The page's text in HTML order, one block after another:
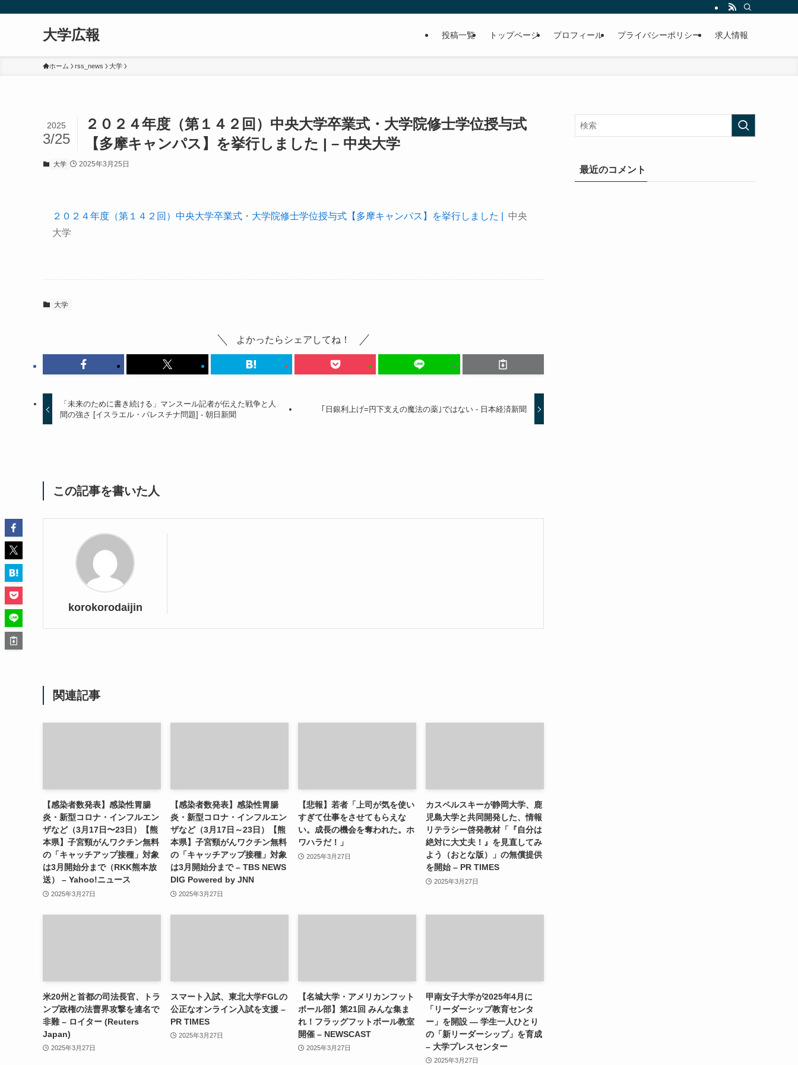
大学広報 投稿一覧 トップページ プロフィール プライバシーポリシー 求人情報
ホーム rss_news 大学
２０２４年度（第１４２回）中央大学卒業式・大学院修士学位授与式
【多摩キャンパス】を挙行しました | – 中央大学
2025
3/25
大学 2025年3月25日
２０２４年度（第１４２回）中央大学卒業式・大学院修士学位授与式【多摩キャンパス】を挙行しました |
中央
大学
大学
よかったらシェアしてね！
「未来のために書き続ける」マンスール記者が伝えた戦争と人
間の強さ [イスラエル・パレスチナ問題] - 朝日新聞
｢日銀利上げ=円下支えの魔法の薬｣ではない - 日本経済新聞
この記事を書いた人
korokorodaijin
関連記事
【感染者数発表】感染性胃腸
炎・新型コロナ・インフルエン
ザなど（3月17日〜23日）【熊
本県】子宮頸がんワクチン無料
の「キャッチアップ接種」対象
は3月開始分まで（RKK熊本放
送） – Yahoo!ニュース
2025年3月27日
【感染者数発表】感染性胃腸
炎・新型コロナ・インフルエン
ザなど（3月17日～23日）【熊
本県】子宮頸がんワクチン無料
の「キャッチアップ接種」対象
は3月開始分まで – TBS NEWS
DIG Powered by JNN
2025年3月27日
【悲報】若者「上司が気を使い
すぎて仕事をさせてもらえな
い。成長の機会を奪われた。ホ
ワハラだ！」
2025年3月27日
カスペルスキーが静岡大学、鹿
児島大学と共同開発した、情報
リテラシー啓発教材「『自分は
絶対に大丈夫！』を見直してみ
よう（おとな版）」の無償提供
を開始 – PR TIMES
2025年3月27日
米20州と首都の司法長官、トラ
ンプ政権の法曹界攻撃を連名で
非難 – ロイター (Reuters
Japan)
2025年3月27日
スマート入試、東北大学FGLの
公正なオンライン入試を支援 –
PR TIMES
2025年3月27日
【名城大学・アメリカンフット
ボール部】第21回 みんな集ま
れ！フラッグフットボール教室
開催 – NEWSCAST
2025年3月27日
甲南女子大学が2025年4月に
「リーダーシップ教育センタ
ー」を開設 ― 学生一人ひとり
の「新リーダーシップ」を育成
– 大学プレスセンター
2025年3月27日
最近のコメント